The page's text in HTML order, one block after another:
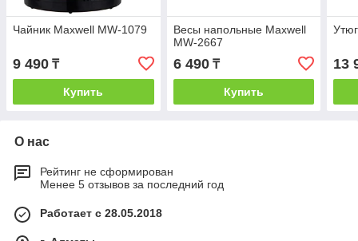
Чайник Maxwell MW-1079
9 490 ₸
Купить
Весы напольные Maxwell
MW-2667
6 490₸
Купить
13
О нас
Рейтинг не сформирован
Менее 5 отзывов за последний год
Работает с 28.05.2018